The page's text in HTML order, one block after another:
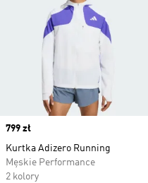
Price
799 zł
Kurtka Adizero Running
Męskie Performance
2 kolory